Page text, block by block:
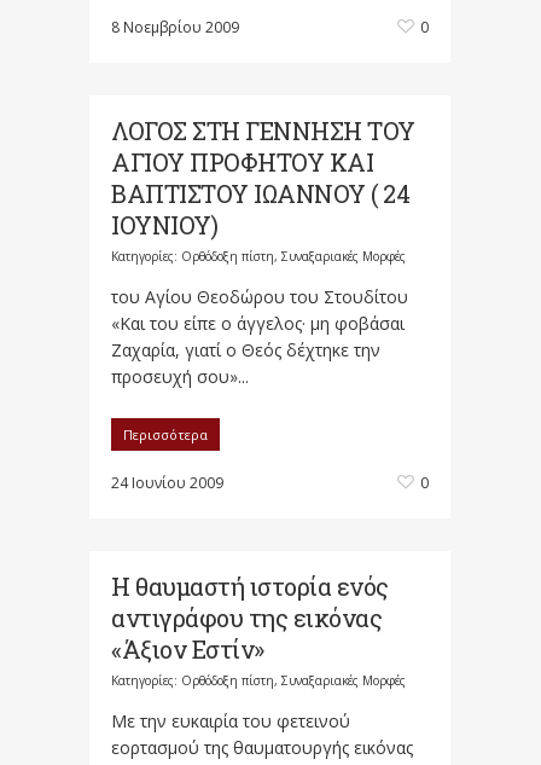
8 Νοεμβρίου 2009 0
ΛΟΓΟΣ ΣΤΗ ΓΕΝΝΗΣΗ ΤΟΥ
ΑΓΙΟΥ ΠΡΟΦΗΤΟΥ ΚΑΙ
ΒΑΠΤΙΣΤΟΥ ΙΩΑΝΝΟΥ ( 24
ΙΟΥΝΙΟΥ)
Κατηγορίες: Ορθόδοξη πίστη, Συναξαριακές Μορφές
του Αγίου Θεοδώρου του Στουδίτου
«Και του είπε ο άγγελος· μη φοβάσαι
Ζαχαρία, γιατί ο Θεός δέχτηκε την
προσευχή σου»...
Περισσότερα
24 Ιουνίου 2009 0
H θαυμαστή ιστορία ενός
αντιγράφου της εικόνας
«Άξιον Εστίν»
Κατηγορίες: Ορθόδοξη πίστη, Συναξαριακές Μορφές
Με την ευκαιρία του φετεινού
εορτασμού της θαυματουργής εικόνας